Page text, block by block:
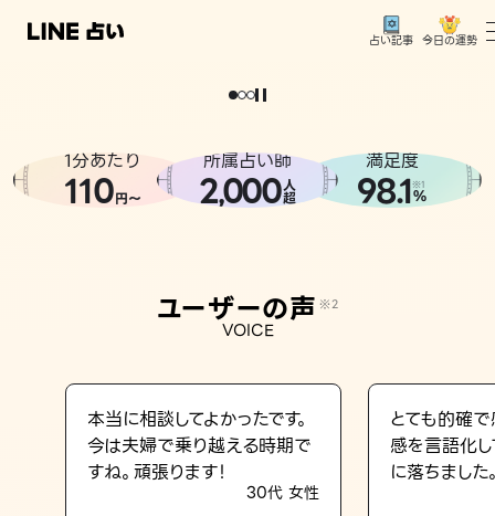
占い記事 今日の運勢
相談事例
どうせなら
。
1分あたり
110円〜
所属占い師
2,000人
超
満足度
98.1※1
%
ユーザーの声 ※2
VOICE
本当に相談してよかったです。
今は夫婦で乗り越える時期で
すね。頑張ります！
30代 女性
とても的確
感を言語化
に落ちました